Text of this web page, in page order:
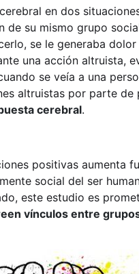
en dos
su mismo grupo
se le generaba
una acción altruista,
se veía a una
altruistas por parte de
cerebral.
positivas aumenta
social del ser
este estudio es
vínculos entre